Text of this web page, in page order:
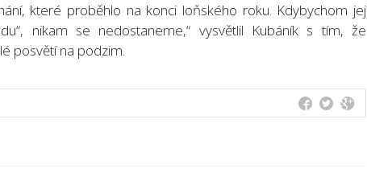
které proběhlo na konci loňského roku. Kdybychom jej
nikam se nedostaneme,“ vysvětlil Kubáník s tím, že
posvětí na podzim.